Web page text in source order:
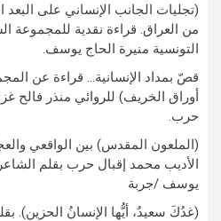
(تجليات الجانب الإنساني على
من العراق. قراءة نقدية للمجموعة
التونسية منيرة الحاج يوسف.
قصّ بمداد الإنسانية… قراءة عن
أوراق الخريف) للروائي منذر فالح
حرب.
(الملعون المقدس) بين الواقعي
الأديب محمد إقبال حرب بقلم
يوسف /جربة
(غدُكَ سعيدٌ، أيُّها الإنسانُ الحزين).